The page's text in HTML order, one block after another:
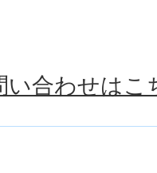
い合わせはこ